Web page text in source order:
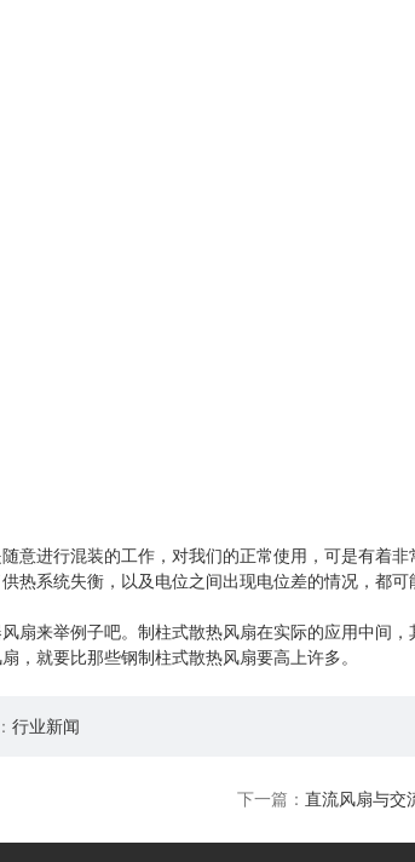
进行混装的工作，对我们的正常使用，可是有着非
热系统失衡，以及电位之间出现电位差的情况，都
来举例子吧。制柱式散热风扇在实际的应用中间
，就要比那些钢制柱式散热风扇要高上许多。
行业新闻
下一篇： 直流风扇与交